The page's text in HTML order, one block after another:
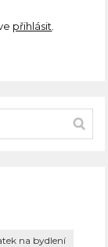
přihlásit
na bydlení